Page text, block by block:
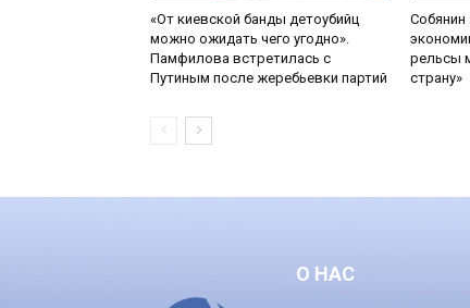
«От киевской банды детоубийц
можно ожидать чего угодно».
Памфилова встретилась с
Путиным после жеребьевки партий
Собянин
рельсы
страну»
О НАС